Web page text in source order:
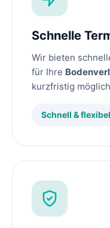
Schnelle
Wir bieten
für Ihre
kurzfristig
Schnell & flexibel